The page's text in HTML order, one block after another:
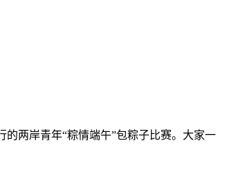
两岸青年“粽情端午”包粽子比赛。大家一